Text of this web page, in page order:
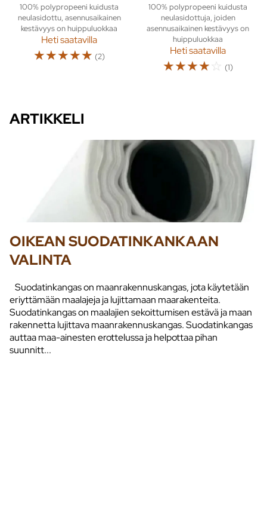
100% polypropeeni kuidusta
neulasidottu, asennusaikainen
kestävyys on huippuluokkaa
Heti saatavilla
☆☆☆☆☆ (2)
100% polypropeeni kuidusta
neulasidottuja, joiden
asennusaikainen kestävyys on
huippuluokkaa
Heti saatavilla
☆☆☆☆☆ (1)
ARTIKKELI
OIKEAN SUODATINKANKAAN
VALINTA
Suodatinkangas on maanrakennuskangas, jota käytetään
eriyttämään maalajeja ja lujittamaan maarakenteita.
Suodatinkangas on maalajien sekoittumisen estävä ja maan
rakennetta lujittava maanrakennuskangas. Suodatinkangas
auttaa maa-ainesten erottelussa ja helpottaa pihan
suunnitt...